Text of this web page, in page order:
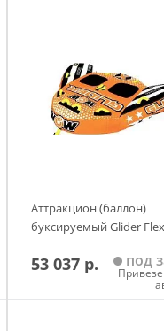
Аттракцион (баллон)
буксируемый Glider
53 037 р. под